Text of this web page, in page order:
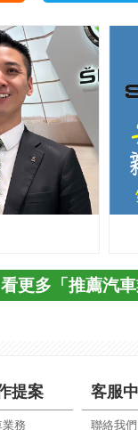
看更多「推薦汽
提案
務
客服
聯絡我們